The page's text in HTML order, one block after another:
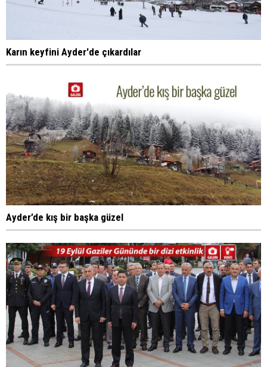
Karın keyfini Ayder'de çıkardılar
Ayder’de kış bir başka güzel